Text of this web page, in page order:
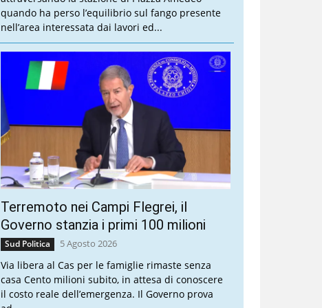
quando ha perso l’equilibrio sul fango presente
nell’area interessata dai lavori ed...
Terremoto nei Campi Flegrei, il
Governo stanzia i primi 100 milioni
Sud Politica 5 Agosto 2026
Via libera al Cas per le famiglie rimaste senza
casa Cento milioni subito, in attesa di conoscere
il costo reale dell’emergenza. Il Governo prova